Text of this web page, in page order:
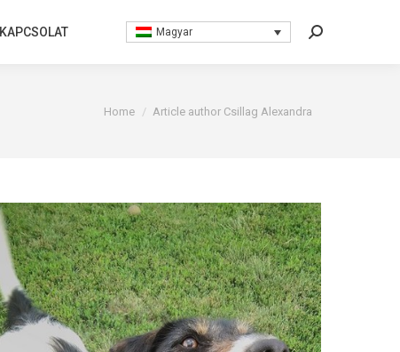
KAPCSOLAT Magyar Search:
You are here:
Home Article author Csillag Alexandra
KAPCSOLAT Magyar Search: